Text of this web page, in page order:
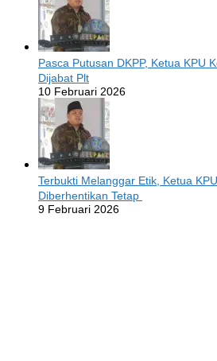
Pasca Putusan DKPP, Ketua KPU
Dijabat Plt
10 Februari 2026
Terbukti Melanggar Etik, Ketua
Diberhentikan Tetap
9 Februari 2026